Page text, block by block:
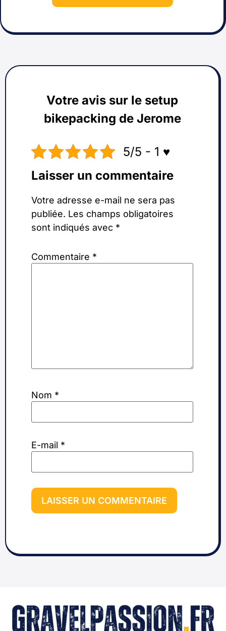
Votre avis sur le setup
bikepacking de Jerome
5/5 - 1 ♥️
Laisser un commentaire
Votre adresse e-mail ne sera pas
publiée. Les champs obligatoires
sont indiqués avec *
Commentaire *
Nom *
E-mail *